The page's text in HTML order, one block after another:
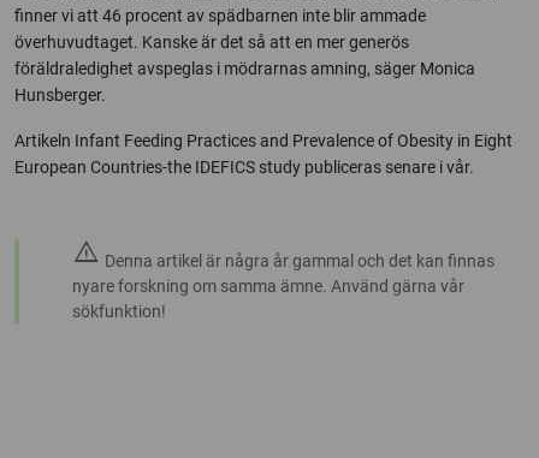
finner vi att 46 procent av spädbarnen inte blir ammade
överhuvudtaget. Kanske är det så att en mer generös
föräldraledighet avspeglas i mödrarnas amning, säger Monica
Hunsberger.
Artikeln Infant Feeding Practices and Prevalence of Obesity in Eight
European Countries-the IDEFICS study publiceras senare i vår.
warning Denna artikel är några år gammal och det kan finnas
nyare forskning om samma ämne. Använd gärna vår
sökfunktion!